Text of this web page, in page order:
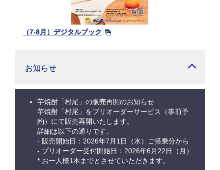
（7-8月）デジタルブック
お知らせ
芋焼酎「村尾」の販売再開のお知らせ
芋焼酎「村尾」をプリオーダーサービス（事前予
約）にて販売再開いたします。
詳細は以下の通りです。
- 販売開始日：2026年7月1日（水）ご搭乗分から
- プリオーダー受付開始日：2026年6月22日（月）
* お一人様1本までとさせていただきます。